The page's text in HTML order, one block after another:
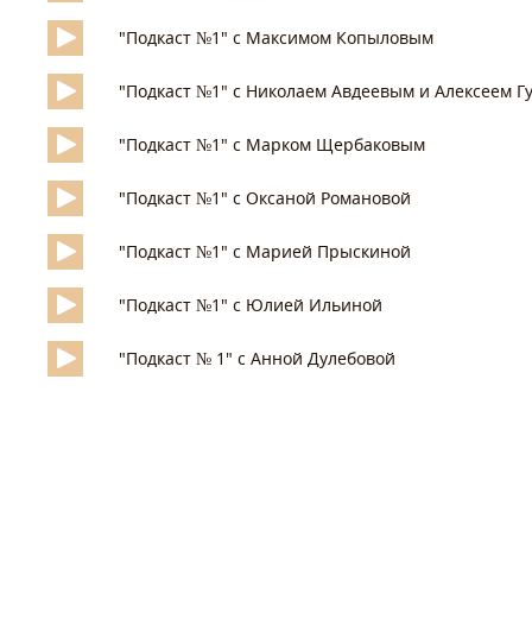
"Подкаст №1" с Максимом Копыловым
"Подкаст №1" с Николаем Авдеевым и Алексеем
"Подкаст №1" с Марком Щербаковым
"Подкаст №1" с Оксаной Романовой
"Подкаст №1" с Марией Прыскиной
"Подкаст №1" с Юлией Ильиной
"Подкаст № 1" с Анной Дулебовой